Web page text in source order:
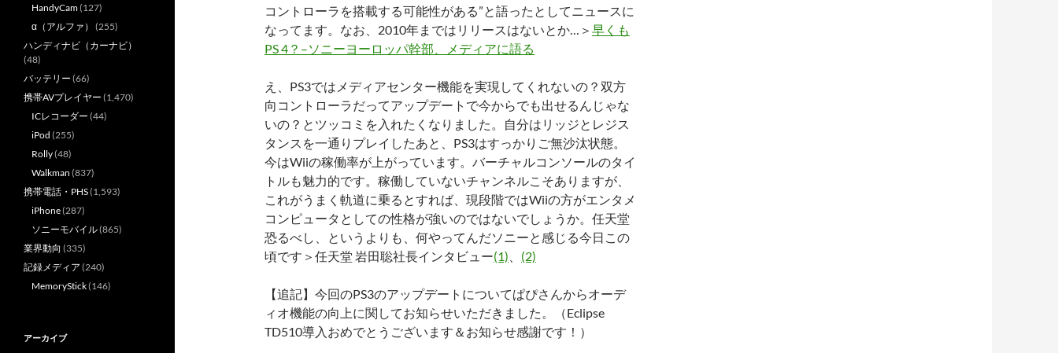
コントローラを搭載する可能性がある”と語ったとしてニュースに
なってます。なお、2010年まではリリースはないとか…＞ 早くも
PS 4？–ソニーヨーロッパ幹部、メディアに語る
え、PS3ではメディアセンター機能を実現してくれないの？双方
向コントローラだってアップデートで今からでも出せるんじゃな
いの？とツッコミを入れたくなりました。自分はリッジとレジス
タンスを一通りプレイしたあと、PS3はすっかりご無沙汰状態。
今はWiiの稼働率が上がっています。バーチャルコンソールのタイ
トルも魅力的です。稼働していないチャンネルこそありますが、
これがうまく軌道に乗るとすれば、現段階ではWiiの方がエンタメ
コンピュータとしての性格が強いのではないでしょうか。任天堂
恐るべし、というよりも、何やってんだソニーと感じる今日この
頃です＞任天堂 岩田聡社長インタビュー(1) (2)
【追記】今回のPS3のアップデートについてぱぴさんからオーデ
ィオ機能の向上に関してお知らせいただきました。（Eclipse
TD510導入おめでとうございます＆お知らせ感謝です！）
HandyCam(127)
α（アルファ） (255)
ハンディナビ（カーナビ）
(48)
バッテリー (66)
携帯AVプレイヤー (1,470)
ICレコーダー (44)
iPod (255)
Rolly(48)
Walkman (837)
携帯電話・PHS(1,593)
iPhone(287)
ソニーモバイル(865)
業界動向 (335)
記録メディア (240)
MemoryStick(146)
アーカイブ